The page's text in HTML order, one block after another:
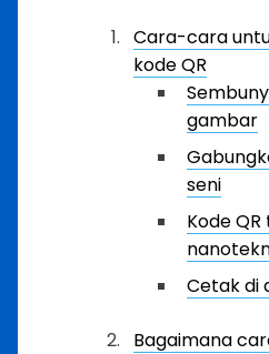
Cara-cara
kode QR
gambar
seni
Kode
Cetak di
Bagaimana